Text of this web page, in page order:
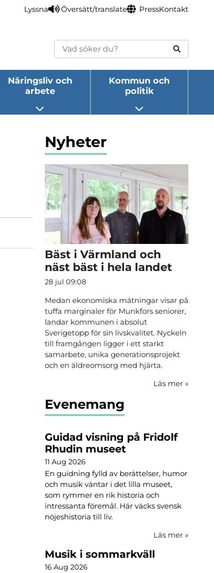
Lyssna Översätt/translate PressKontakt
Sök
Näringsliv och
arbete
Öppna undermeny
Kommun och
politik
Öppna undermeny
Nyheter
Bäst i Värmland och
näst bäst i hela landet
28 jul 09:08
Medan ekonomiska mätningar visar på
tuffa marginaler för Munkfors seniorer,
landar kommunen i absolut
Sverigetopp för sin livskvalitet. Nyckeln
till framgången ligger i ett starkt
samarbete, unika generationsprojekt
och en äldreomsorg med hjärta.
Läs mer »
Evenemang
Guidad visning på Fridolf
Rhudin museet
11 Aug 2026
En guidning fylld av berättelser, humor
och musik väntar i det lilla museet,
som rymmer en rik historia och
intressanta föremål. Här väcks svensk
nöjeshistoria till liv.
Läs mer »
Musik i sommarkväll
16 Aug 2026